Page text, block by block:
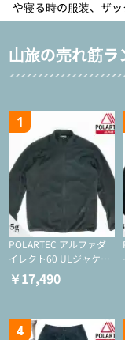
や寝る時の服装、ザ
などを徹底紹介！1泊
日用のリスト付き
山旅の売れ筋ラ
1
POLARTEC アルファダ
イレクト60 ULジャケッ
ト（登山/ミドルレイヤ
ー/化繊ジャケット）
￥17,490
4